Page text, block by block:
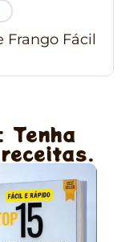
Frango Fácil
Tenha